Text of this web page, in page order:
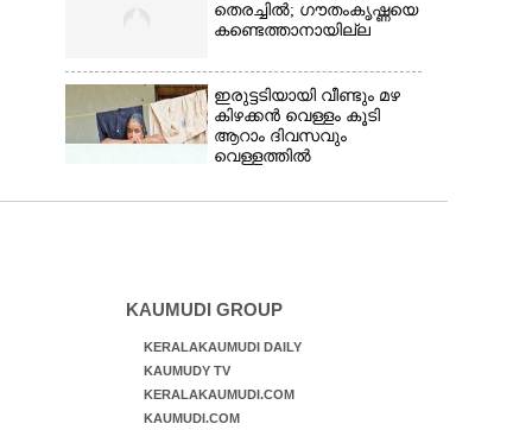
തെരച്ചിൽ; ഗൗതംകൃഷ്ണയെ
കണ്ടെത്താനായില്ല
ഇരുട്ടടിയായി വീണ്ടും മഴ
കിഴക്കൻ വെള്ളം കൂടി
ആറാം ദിവസവും
വെള്ളത്തിൽ
KAUMUDI GROUP
KERALAKAUMUDI DAILY
KAUMUDY TV
KERALAKAUMUDI.COM
KAUMUDI.COM